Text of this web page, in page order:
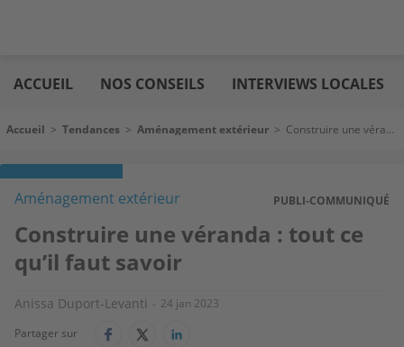
au
contenu
immo
ACCUEIL NOS CONSEILS INTERVIEWS LOCALES
Fil d'Ariane
Accueil > Tendances > Aménagement extérieur > Construire une véranda : tout ce qu’il faut savoir
PUBLI-COMMUNIQUÉ
Aménagement extérieur
Construire une véranda : tout ce
qu’il faut savoir
Anissa Duport-Levanti
24 jan 2023
Partager sur